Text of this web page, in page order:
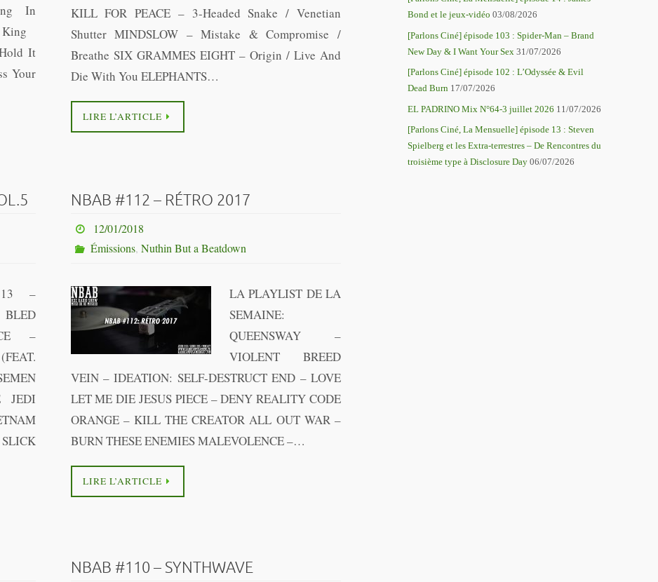
In
King
It
Your
KILL FOR PEACE – 3-Headed Snake / Venetian
Shutter MINDSLOW – Mistake & Compromise /
Breathe SIX GRAMMES EIGHT – Origin / Live And
Die With You ELEPHANTS…
LIRE L’ARTICLE
–
–
JEDI
NBAB #112 – RÉTRO 2017
12/01/2018
Émissions,Nuthin But a Beatdown
LA PLAYLIST DE LA
SEMAINE:
QUEENSWAY –
VIOLENT BREED
VEIN – IDEATION: SELF-DESTRUCT END – LOVE
LET ME DIE JESUS PIECE – DENY REALITY CODE
ORANGE – KILL THE CREATOR ALL OUT WAR –
BURN THESE ENEMIES MALEVOLENCE –…
LIRE L’ARTICLE
NBAB #110 – SYNTHWAVE
Bond et le jeux-vidéo 03/08/2026
[Parlons Ciné] épisode 103 : Spider-Man – Brand
New Day & I Want Your Sex 31/07/2026
[Parlons Ciné] épisode 102 : L’Odyssée & Evil
Dead Burn 17/07/2026
EL PADRINO Mix N°64-3 juillet 2026 11/07/2026
[Parlons Ciné, La Mensuelle] épisode 13 : Steven
Spielberg et les Extra-terrestres – De Rencontres du
troisième type à Disclosure Day 06/07/2026